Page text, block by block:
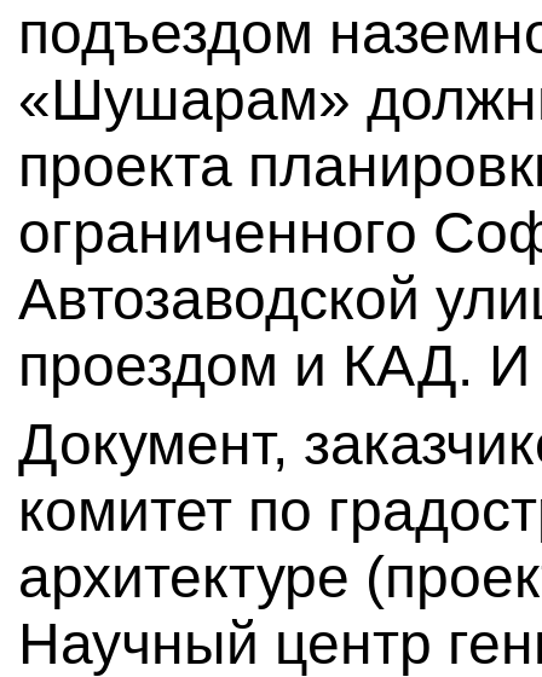
подъездом
«Шушарам»
проекта
ограниченного
Автозаводской
проездом и КАД.
Документ,
комитет по
архитектуре
Научный центр